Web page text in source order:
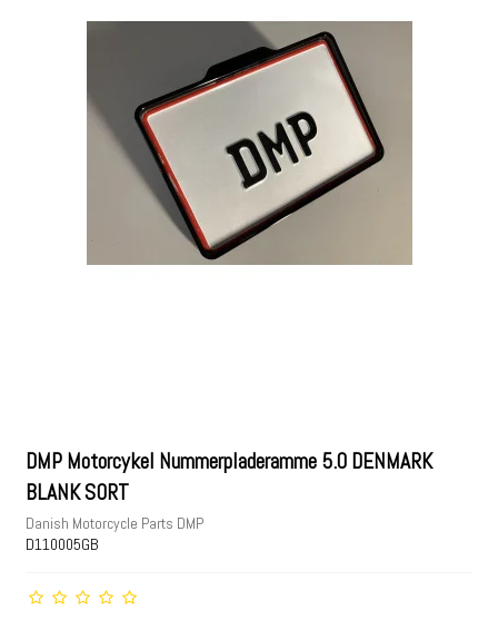
DMP Motorcykel Nummerpladeramme 5.0 DENMARK
BLANK SORT
Danish Motorcycle Parts DMP
D110005GB